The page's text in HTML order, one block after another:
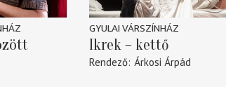
GYULAI VÁRSZÍNHÁZ
Ikrek – kettő
Rendező Árkosi Árpád